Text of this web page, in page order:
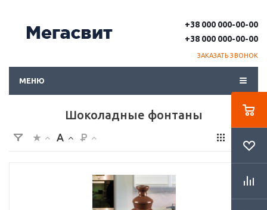
+38 000 000-00-00
+38 000 000-00-00
ЗАКАЗАТЬ ЗВОНОК
МЕНЮ
Шоколадные фонтаны